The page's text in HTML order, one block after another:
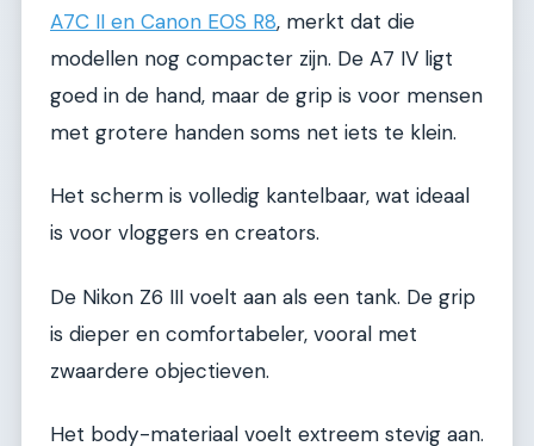
A7C II en Canon EOS R8, merkt dat die
modellen nog compacter zijn. De A7 IV ligt
goed in de hand, maar de grip is voor mensen
met grotere handen soms net iets te klein.
Het scherm is volledig kantelbaar, wat ideaal
is voor vloggers en creators.
De Nikon Z6 III voelt aan als een tank. De grip
is dieper en comfortabeler, vooral met
zwaardere objectieven.
Het body-materiaal voelt extreem stevig aan.